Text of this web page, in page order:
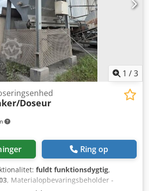
1 /3
Doseur
Ring op
fuldt funktionsdygtig,
, Materialopbevaringsbeholder -